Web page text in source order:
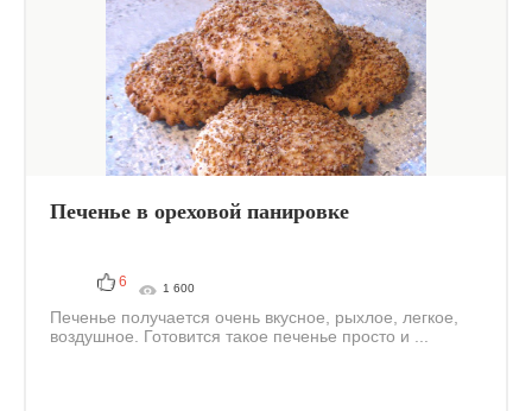
Печенье в ореховой панировке
6 1 600
Печенье получается очень вкусное, рыхлое, легкое,
воздушное. Готовится такое печенье просто и ...